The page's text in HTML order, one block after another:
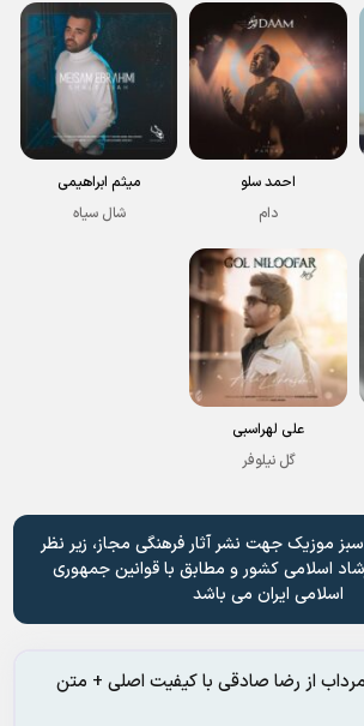
احمد سلو
دام
میثم ابراهیمی
شال سیاه
علی لهراسبی
گل نیلوفر
موزیک جهت نشر آثار فرهنگی مجاز، زیر نظر
اسلامی کشور و مطابق با قوانین جمهوری
اسلامی ایران می باشد
از رضا صادقی با کیفیت اصلی + متن